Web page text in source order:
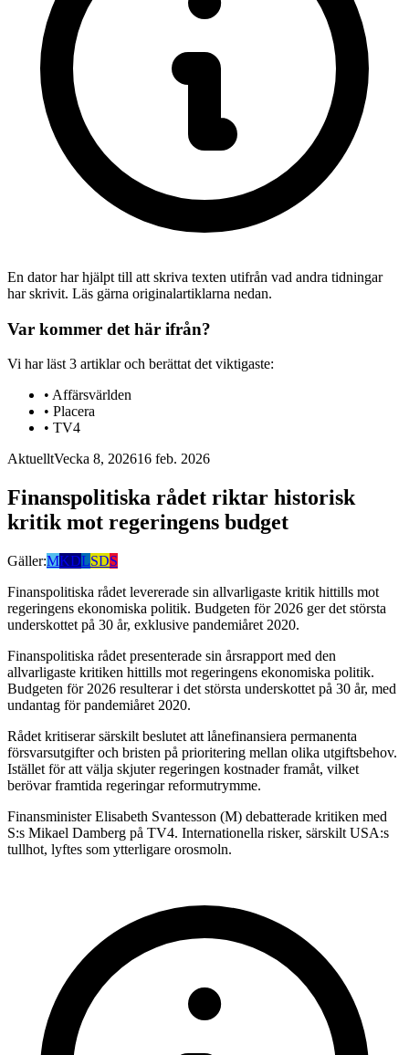
En dator har hjälpt till att skriva texten utifrån vad andra tidningar
har skrivit. Läs gärna originalartiklarna nedan.
Var kommer det här ifrån?
Vi har läst 3 artiklaroch berättat det viktigaste:
• Affärsvärlden
• Placera
• TV4
AktuelltVecka 8, 202616 feb. 2026
Finanspolitiska rådet riktar historisk
kritik mot regeringens budget
Gäller:MKDLSDS
Finanspolitiska rådet levererade sin allvarligaste kritik hittills mot
regeringens ekonomiska politik. Budgeten för 2026 ger det största
underskottet på 30 år, exklusive pandemiåret 2020.
Finanspolitiska rådet presenterade sin årsrapport med den
allvarligaste kritiken hittills mot regeringens ekonomiska politik.
Budgeten för 2026 resulterar i det största underskottet på 30 år, med
undantag för pandemiåret 2020.
Rådet kritiserar särskilt beslutet att lånefinansiera permanenta
försvarsutgifter och bristen på prioritering mellan olika utgiftsbehov.
Istället för att välja skjuter regeringen kostnader framåt, vilket
berövar framtida regeringar reformutrymme.
Finansminister Elisabeth Svantesson (M) debatterade kritiken med
S:s Mikael Damberg på TV4. Internationella risker, särskilt USA:s
tullhot, lyftes som ytterligare orosmoln.